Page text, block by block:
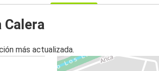
Calera
más actualizada.